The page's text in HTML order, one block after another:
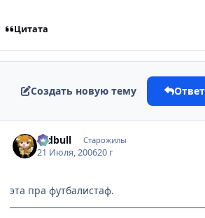
Цитата
Создать новую тему
redbull Старожилы
21 Июля, 200620 г
эта пра футбалистаф.